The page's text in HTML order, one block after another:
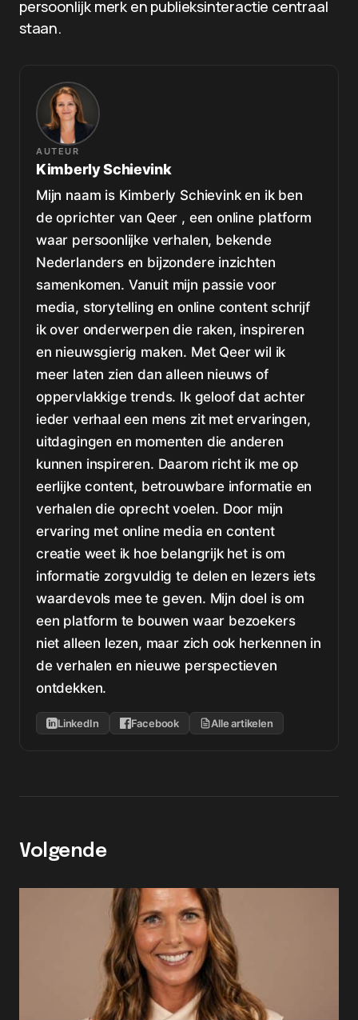
persoonlijk merk en publieksinteractie centraal
staan.
AUTEUR
Kimberly Schievink
Mijn naam is Kimberly Schievink en ik ben
de oprichter van Qeer , een online platform
waar persoonlijke verhalen, bekende
Nederlanders en bijzondere inzichten
samenkomen. Vanuit mijn passie voor
media, storytelling en online content schrijf
ik over onderwerpen die raken, inspireren
en nieuwsgierig maken. Met Qeer wil ik
meer laten zien dan alleen nieuws of
oppervlakkige trends. Ik geloof dat achter
ieder verhaal een mens zit met ervaringen,
uitdagingen en momenten die anderen
kunnen inspireren. Daarom richt ik me op
eerlijke content, betrouwbare informatie en
verhalen die oprecht voelen. Door mijn
ervaring met online media en content
creatie weet ik hoe belangrijk het is om
informatie zorgvuldig te delen en lezers iets
waardevols mee te geven. Mijn doel is om
een platform te bouwen waar bezoekers
niet alleen lezen, maar zich ook herkennen in
de verhalen en nieuwe perspectieven
ontdekken.
LinkedIn Facebook Alle artikelen
Volgende